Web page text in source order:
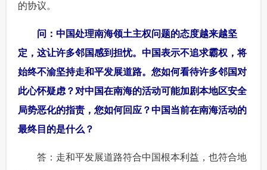
的协议。
问：中国处理南海领土主权问题的态度越来越坚
定，这让许多邻国感到担忧。中国表示不追求霸权，将
始终不渝坚持走和平发展道路。您如何看待许多邻国对
此心怀疑虑？对中国在南海的活动可能加剧本地区安全
局势恶化的指责，您如何回应？中国当前在南海活动的
最终目的是什么？
答：走和平发展道路符合中国根本利益，也符合地